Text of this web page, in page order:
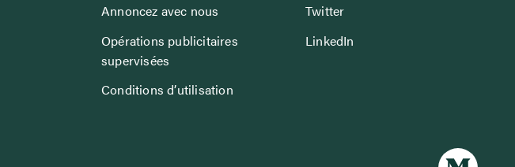
Annoncez avec nous
Opérations publicitaires
supervisées
Conditions d’utilisation
Twitter
LinkedIn